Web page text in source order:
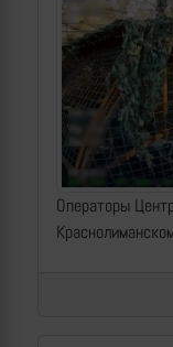
Операторы